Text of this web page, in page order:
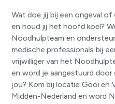
Wat doe jij bij een ongeval
en houd jij het hoofd koel?
Noodhulpteam en
medische professionals bij
vrijwilliger van het
en word je aangestuurd
jou? Kom bij locatie Gooi en
Midden-Nederland en word